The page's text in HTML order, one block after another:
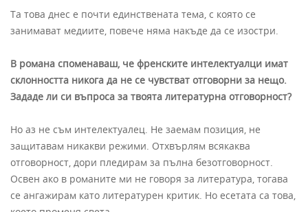
Та това днес е почти единствената тема, с която се
занимават медиите, повече няма накъде да се изостри.
В романа споменаваш, че френските интелектуалци имат
склонността никога да не се чувстват отговорни за нещо.
Зададе ли си въпроса за твоята литературна отговорност?
Но аз не съм интелектуалец. Не заемам позиция, не
защитавам никакви режими. Отхвърлям всякаква
отговорност, дори пледирам за пълна безотговорност.
Освен ако в романите ми не говоря за литература, тогава
се ангажирам като литературен критик. Но есетата са това,